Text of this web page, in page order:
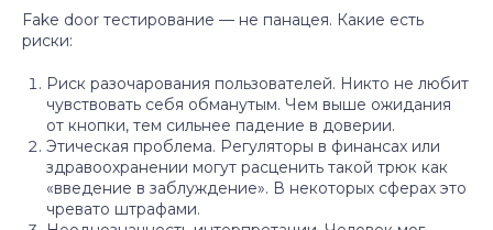
Fake door тестирование — не панацея. Какие есть
риски:
Риск разочарования пользователей. Никто не любит
чувствовать себя обманутым. Чем выше ожидания
от кнопки, тем сильнее падение в доверии.
Этическая проблема. Регуляторы в финансах или
здравоохранении могут расценить такой трюк как
«введение в заблуждение». В некоторых сферах это
чревато штрафами.